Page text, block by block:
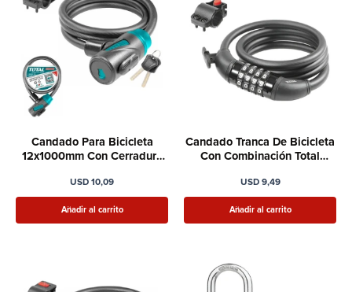
Candado Para Bicicleta
12x1000mm Con Cerradura
USD 10,09
Añadir al carrito
Candado Tranca De Bicicleta
Con Combinación Total
USD9,49
Añadir al carrito